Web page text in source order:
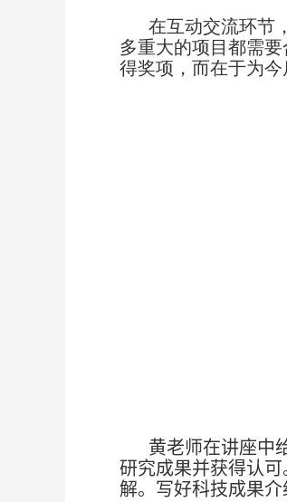
在互动交流环节
多重大的项目都需
得奖项，而在于为
黄老师在讲座中
研究成果并获得认可
解。写好科技成果